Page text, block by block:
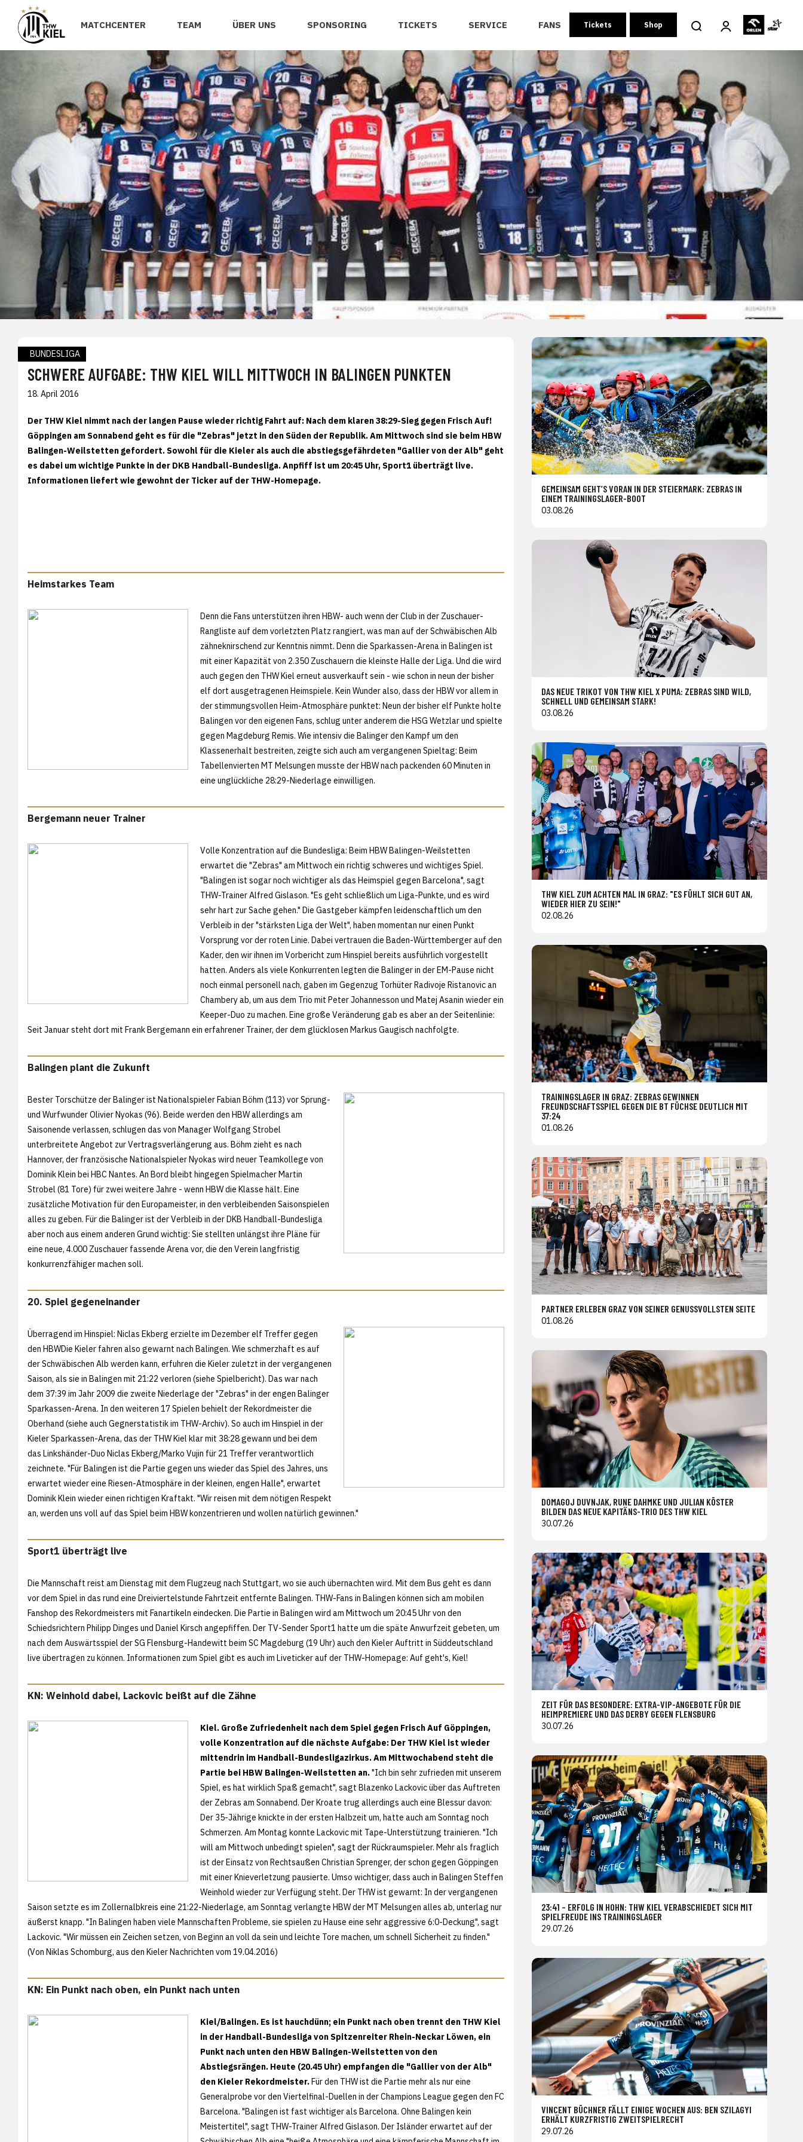
MATCHCENTER TEAM ÜBER UNS SPONSORING TICKETS SERVICE FANS Tickets Shop
BUNDESLIGA
SCHWERE AUFGABE: THW KIEL WILL MITTWOCH IN BALINGEN PUNKTEN
18. April 2016
Der THW Kiel nimmt nach der langen Pause wieder richtig Fahrt auf: Nach dem klaren 38:29-Sieg gegen Frisch Auf!
Göppingen am Sonnabend geht es für die "Zebras" jetzt in den Süden der Republik. Am Mittwoch sind sie beim HBW
Balingen-Weilstetten gefordert. Sowohl für die Kieler als auch die abstiegsgefährdeten "Gallier von der Alb" geht
es dabei um wichtige Punkte in der DKB Handball-Bundesliga. Anpfiff ist um 20:45 Uhr, Sport1 überträgt live.
Informationen liefert wie gewohnt der Ticker auf der THW-Homepage.
Heimstarkes Team
Denn die Fans unterstützen ihren HBW- auch wenn der Club in der Zuschauer-
Rangliste auf dem vorletzten Platz rangiert, was man auf der Schwäbischen Alb
zähneknirschend zur Kenntnis nimmt. Denn die Sparkassen-Arena in Balingen ist
mit einer Kapazität von 2.350 Zuschauern die kleinste Halle der Liga. Und die wird
auch gegen den THW Kiel erneut ausverkauft sein - wie schon in neun der bisher
elf dort ausgetragenen Heimspiele. Kein Wunder also, dass der HBW vor allem in
der stimmungsvollen Heim-Atmosphäre punktet: Neun der bisher elf Punkte holte
Balingen vor den eigenen Fans, schlug unter anderem die HSG Wetzlar und spielte
gegen Magdeburg Remis. Wie intensiv die Balinger den Kampf um den
Klassenerhalt bestreiten, zeigte sich auch am vergangenen Spieltag: Beim
Tabellenvierten MT Melsungen musste der HBW nach packenden 60 Minuten in
eine unglückliche 28:29-Niederlage einwilligen.
Bergemann neuer Trainer
Volle Konzentration auf die Bundesliga: Beim HBW Balingen-Weilstetten
erwartet die "Zebras" am Mittwoch ein richtig schweres und wichtiges Spiel.
"Balingen ist sogar noch wichtiger als das Heimspiel gegen Barcelona", sagt
THW-Trainer Alfred Gislason. "Es geht schließlich um Liga-Punkte, und es wird
sehr hart zur Sache gehen." Die Gastgeber kämpfen leidenschaftlich um den
Verbleib in der "stärksten Liga der Welt", haben momentan nur einen Punkt
Vorsprung vor der roten Linie. Dabei vertrauen die Baden-Württemberger auf den
Kader, den wir ihnen im Vorbericht zum Hinspiel bereits ausführlich vorgestellt
hatten. Anders als viele Konkurrenten legten die Balinger in der EM-Pause nicht
noch einmal personell nach, gaben im Gegenzug Torhüter Radivoje Ristanovic an
Chambery ab, um aus dem Trio mit Peter Johannesson und Matej Asanin wieder ein
Keeper-Duo zu machen. Eine große Veränderung gab es aber an der Seitenlinie:
Seit Januar steht dort mit Frank Bergemann ein erfahrener Trainer, der dem glücklosen Markus Gaugisch nachfolgte.
Balingen plant die Zukunft
Bester Torschütze der Balinger ist Nationalspieler Fabian Böhm (113) vor Sprung-
und Wurfwunder Olivier Nyokas (96). Beide werden den HBW allerdings am
Saisonende verlassen, schlugen das von Manager Wolfgang Strobel
unterbreitete Angebot zur Vertragsverlängerung aus. Böhm zieht es nach
Hannover, der französische Nationalspieler Nyokas wird neuer Teamkollege von
Dominik Klein bei HBC Nantes. An Bord bleibt hingegen Spielmacher Martin
Strobel (81 Tore) für zwei weitere Jahre - wenn HBW die Klasse hält. Eine
zusätzliche Motivation für den Europameister, in den verbleibenden Saisonspielen
alles zu geben. Für die Balinger ist der Verbleib in der DKB Handball-Bundesliga
aber noch aus einem anderen Grund wichtig: Sie stellten unlängst ihre Pläne für
eine neue, 4.000 Zuschauer fassende Arena vor, die den Verein langfristig
konkurrenzfähiger machen soll.
20. Spiel gegeneinander
Überragend im Hinspiel: Niclas Ekberg erzielte im Dezember elf Treffer gegen
den HBWDie Kieler fahren also gewarnt nach Balingen. Wie schmerzhaft es auf
der Schwäbischen Alb werden kann, erfuhren die Kieler zuletzt in der vergangenen
Saison, als sie in Balingen mit 21:22 verloren (siehe Spielbericht). Das war nach
dem 37:39 im Jahr 2009 die zweite Niederlage der "Zebras" in der engen Balinger
Sparkassen-Arena. In den weiteren 17 Spielen behielt der Rekordmeister die
Oberhand (siehe auch Gegnerstatistik im THW-Archiv). So auch im Hinspiel in der
Kieler Sparkassen-Arena, das der THW Kiel klar mit 38:28 gewann und bei dem
das Linkshänder-Duo Niclas Ekberg/Marko Vujin für 21 Treffer verantwortlich
zeichnete. "Für Balingen ist die Partie gegen uns wieder das Spiel des Jahres, uns
erwartet wieder eine Riesen-Atmosphäre in der kleinen, engen Halle", erwartet
Dominik Klein wieder einen richtigen Kraftakt. "Wir reisen mit dem nötigen Respekt
an, werden uns voll auf das Spiel beim HBW konzentrieren und wollen natürlich gewinnen."
Sport1 überträgt live
Die Mannschaft reist am Dienstag mit dem Flugzeug nach Stuttgart, wo sie auch übernachten wird. Mit dem Bus geht es dann
vor dem Spiel in das rund eine Dreiviertelstunde Fahrtzeit entfernte Balingen. THW-Fans in Balingen können sich am mobilen
Fanshop des Rekordmeisters mit Fanartikeln eindecken. Die Partie in Balingen wird am Mittwoch um 20:45 Uhr von den
Schiedsrichtern Philipp Dinges und Daniel Kirsch angepfiffen. Der TV-Sender Sport1 hatte um die späte Anwurfzeit gebeten, um
nach dem Auswärtsspiel der SG Flensburg-Handewitt beim SC Magdeburg (19 Uhr) auch den Kieler Auftritt in Süddeutschland
live übertragen zu können. Informationen zum Spiel gibt es auch im Liveticker auf der THW-Homepage: Auf geht's, Kiel!
KN: Weinhold dabei, Lackovic beißt auf die Zähne
Kiel. Große Zufriedenheit nach dem Spiel gegen Frisch Auf Göppingen,
volle Konzentration auf die nächste Aufgabe: Der THW Kiel ist wieder
mittendrin im Handball-Bundesligazirkus. Am Mittwochabend steht die
Partie bei HBW Balingen-Weilstetten an."Ich bin sehr zufrieden mit unserem
Spiel, es hat wirklich Spaß gemacht", sagt Blazenko Lackovic über das Auftreten
der Zebras am Sonnabend. Der Kroate trug allerdings auch eine Blessur davon:
Der 35-Jährige knickte in der ersten Halbzeit um, hatte auch am Sonntag noch
Schmerzen. Am Montag konnte Lackovic mit Tape-Unterstützung trainieren. "Ich
will am Mittwoch unbedingt spielen", sagt der Rückraumspieler. Mehr als fraglich
ist der Einsatz von Rechtsaußen Christian Sprenger, der schon gegen Göppingen
mit einer Knieverletzung pausierte. Umso wichtiger, dass auch in Balingen Steffen
Weinhold wieder zur Verfügung steht. Der THW ist gewarnt: In der vergangenen
Saison setzte es im Zollernalbkreis eine 21:22-Niederlage, am Sonntag verlangte HBW der MT Melsungen alles ab, unterlag nur
äußerst knapp. "In Balingen haben viele Mannschaften Probleme, sie spielen zu Hause eine sehr aggressive 6:0-Deckung", sagt
Lackovic. "Wir müssen ein Zeichen setzen, von Beginn an voll da sein und leichte Tore machen, um schnell Sicherheit zu finden."
(Von Niklas Schomburg, aus den Kieler Nachrichten vom 19.04.2016)
KN: Ein Punkt nach oben, ein Punkt nach unten
Kiel/Balingen. Es ist hauchdünn; ein Punkt nach oben trennt den THW Kiel
in der Handball-Bundesliga von Spitzenreiter Rhein-Neckar Löwen, ein
Punkt nach unten den HBW Balingen-Weilstetten von den
Abstiegsrängen. Heute (20.45 Uhr) empfangen die "Gallier von der Alb"
den Kieler Rekordmeister.Für den THW ist die Partie mehr als nur eine
Generalprobe vor den Viertelfinal-Duellen in der Champions League gegen den FC
Barcelona. "Balingen ist fast wichtiger als Barcelona. Ohne Balingen kein
Meistertitel", sagt THW-Trainer Alfred Gislason. Der Isländer erwartet auf der
GEMEINSAM GEHT’S VORAN IN DER STEIERMARK: ZEBRAS IN
EINEM TRAININGSLAGER-BOOT
03.08.26
DAS NEUE TRIKOT VON THW KIEL X PUMA: ZEBRAS SIND WILD,
SCHNELL UND GEMEINSAM STARK!
03.08.26
THW KIEL ZUM ACHTEN MAL IN GRAZ: "ES FÜHLT SICH GUT AN,
WIEDER HIER ZU SEIN!"
02.08.26
TRAININGSLAGER IN GRAZ: ZEBRAS GEWINNEN
FREUNDSCHAFTSSPIEL GEGEN DIE BT FÜCHSE DEUTLICH MIT
37:24
01.08.26
PARTNER ERLEBEN GRAZ VON SEINER GENUSSVOLLSTEN SEITE
01.08.26
DOMAGOJ DUVNJAK, RUNE DAHMKE UND JULIAN KÖSTER
BILDEN DAS NEUE KAPITÄNS-TRIO DES THW KIEL
30.07.26
ZEIT FÜR DAS BESONDERE: EXTRA-VIP-ANGEBOTE FÜR DIE
HEIMPREMIERE UND DAS DERBY GEGEN FLENSBURG
30.07.26
23:41 – ERFOLG IN HOHN: THW KIEL VERABSCHIEDET SICH MIT
SPIELFREUDE INS TRAININGSLAGER
29.07.26
VINCENT BÜCHNER FÄLLT EINIGE WOCHEN AUS: BEN SZILAGYI
ERHÄLT KURZFRISTIG ZWEITSPIELRECHT
29.07.26